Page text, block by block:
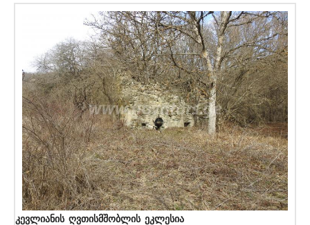
კევლიანის ღვთისმშობლის ეკლესია